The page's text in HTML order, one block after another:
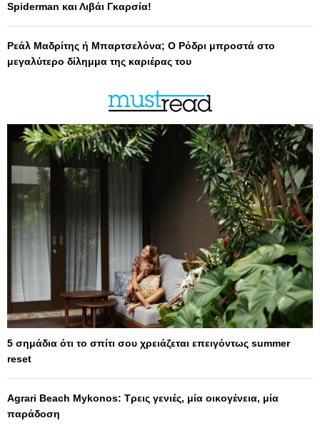
Spiderman και Λιβάι Γκαρσία!
Ρεάλ Μαδρίτης ή Μπαρτσελόνα; Ο Ρόδρι μπροστά στο
μεγαλύτερο δίλημμα της καριέρας του
5 σημάδια ότι το σπίτι σου χρειάζεται επειγόντως summer
reset
Agrari Beach Mykonos: Τρεις γενιές, μία οικογένεια, μία
παράδοση